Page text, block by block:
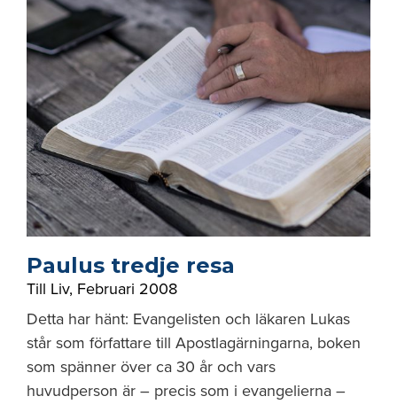
Paulus tredje resa
Till Liv, Februari 2008
Detta har hänt: Evangelisten och läkaren Lukas
står som författare till Apostlagärningarna, boken
som spänner över ca 30 år och vars
huvudperson är – precis som i evangelierna –